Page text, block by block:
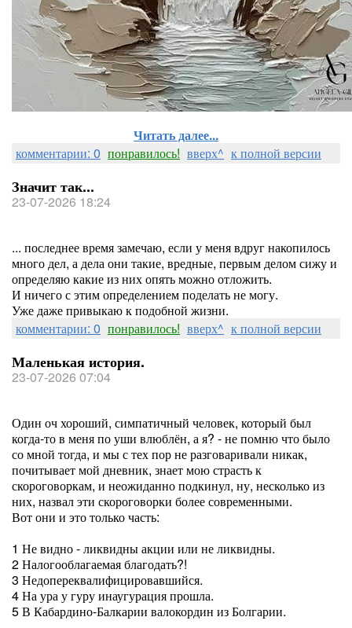
Читать далее...
комментарии: 0 понравилось! вверх^ к полной версии
Значит так...
23-07-2026 18:24
... последнее время замечаю, если у меня вдруг накопилось
много дел, а дела они такие, вредные, первым делом сижу и
определяю какие из них опять можно отложить.
И ничего с этим определением поделать не могу.
Уже даже привыкаю к подобной жизни.
комментарии: 0 понравилось! вверх^ к полной версии
Маленькая история.
23-07-2026 07:04
Один оч хороший, симпатичный человек, который был
когда-то в меня по уши влюблён, а я? - не помню что было
со мной тогда, и мы с тех пор не разговаривали никак,
почитывает мой дневник, знает мою страсть к
скороговоркам, и неожиданно подкинул, ну, несколько из
них, назвал эти скороговорки более современными.
Вот они и это только часть:
1 Не видно - ликвидны акции или не ликвидны.
2 Налогооблагаемая благодать?!
3 Недопереквалифицировавшийся.
4 На ура у гуру инаугурация прошла.
5 В Кабардино-Балкарии валокордин из Болгарии.